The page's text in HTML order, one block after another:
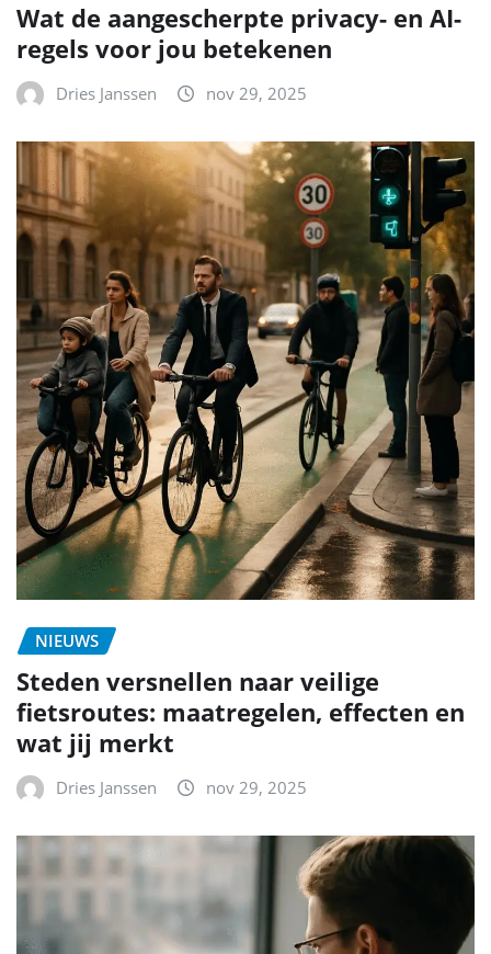
Wat de aangescherpte privacy- en AI-
regels voor jou betekenen
Dries Janssen nov 29, 2025
NIEUWS
Steden versnellen naar veilige
fietsroutes: maatregelen, effecten en
wat jij merkt
Dries Janssen nov 29, 2025